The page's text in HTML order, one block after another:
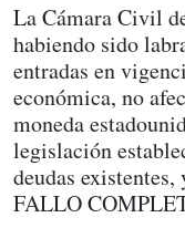
La Cámara Civil
habiendo sido
entradas en
económica, no
moneda
legislación
deudas
FALLO